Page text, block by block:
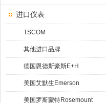
进口仪表
TSCOM
其他进口品牌
德国恩德斯豪斯E+H
美国艾默生Emerson
美国罗斯蒙特Rosemount